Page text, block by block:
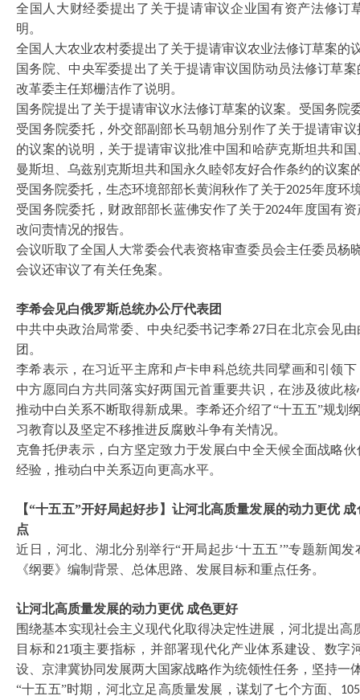
全国人大财经委提出了关于提请审议企业国有资产法修订
明。
全国人大农业农村委提出了关于提请审议农业法修订草案的
国务院、中央军委提出了关于提请审议国防动员法修订草
改革委主任郑栅洁作了说明。
国务院提出了关于提请审议水法修订草案的议案。受国务院
受国务院委托，外交部副部长马朝旭分别作了关于提请审
的议案的说明，关于提请审议批准中国和哈萨克斯坦共和
曼斯坦、乌兹别克斯坦共和国永久睦邻友好合作条约的议案
受国务院委托，生态环境部部长黄润秋作了关于2025年度环
受国务院委托，财政部部长蓝佛安作了关于2024年度国有
改问责情况的报告。
会议听取了全国人大常委会代表资格审查委员会主任委员杨
会议还审议了有关任免案。
李希会见白俄罗斯总统办公厅代表团
中共中央政治局常委、中央纪委书记李希27日在北京会见
团。
李希表示，在习近平主席和卢卡申科总统共同擘画和引领
中方愿同白方共同落实好两国元首重要共识，在涉及彼此
推动中白关系不断取得新成果。李希还介绍了“十五五”规划
习教育以及坚定不移推进反腐败斗争有关情况。
克鲁托伊表示，白方坚定致力于发展白中全天候全面战略
经验，推动白中关系迈向更高水平。
【“十五五”开好局起好步】让河北高质量发展的动力更优
点
近日，河北、湖北分别举行“开局起步‘十五五’”专题新闻
《纲要》编制背景、总体思路、发展目标和重点任务。
让河北高质量发展的动力更优 成色更好
围绕基本实现社会主义现代化取得决定性进展，河北提出
目标和21项主要指标，并部署现代化产业体系建设、数字
设、京津冀协同发展两大国家战略作为统领性任务，坚持一
“十五五”时期，河北立足高质量发展，谋划了七个方面、
105